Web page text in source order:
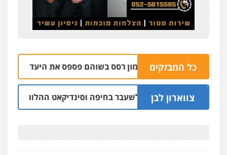
כל המבזקים
הבהרה: רימון רסס בשוהם פספס את היעד ופגע בבית של
צווארון לבן
אישום: יו"ר ש"ס לשעבר בחיפה וסינדיקאט ההלוואות של